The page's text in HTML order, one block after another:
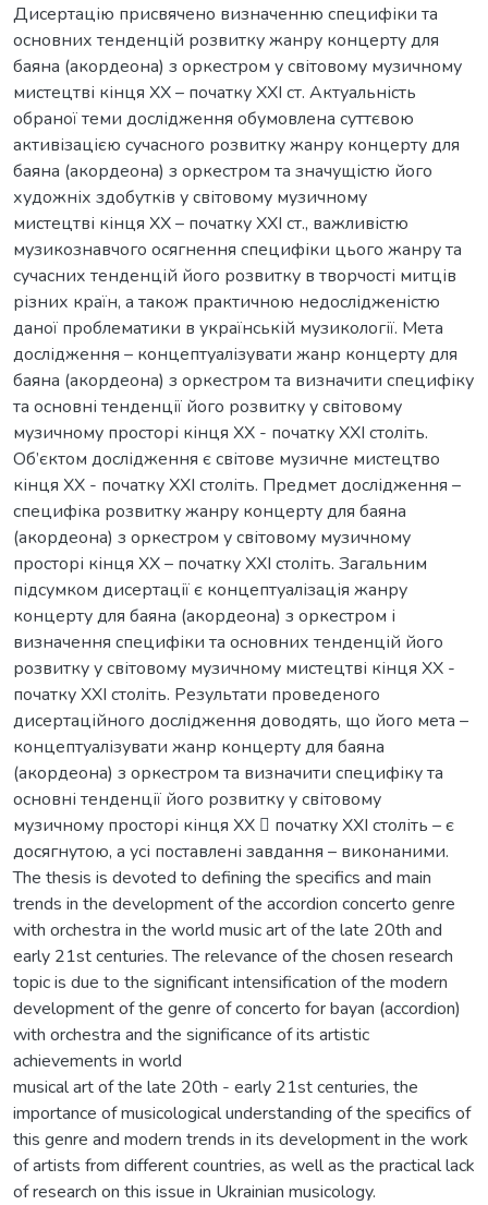
Дисертацію присвячено визначенню специфіки та
основних тенденцій розвитку жанру концерту для
баяна (акордеона) з оркестром у світовому музичному
мистецтві кінця ХХ – початку ХХІ ст. Актуальність
обраної теми дослідження обумовлена суттєвою
активізацією сучасного розвитку жанру концерту для
баяна (акордеона) з оркестром та значущістю його
художніх здобутків у світовому музичному
мистецтві кінця ХХ – початку ХХІ ст., важливістю
музикознавчого осягнення специфіки цього жанру та
сучасних тенденцій його розвитку в творчості митців
різних країн, а також практичною недослідженістю
даної проблематики в українській музикології. Мета
дослідження – концептуалізувати жанр концерту для
баяна (акордеона) з оркестром та визначити специфіку
та основні тенденції його розвитку у світовому
музичному просторі кінця ХХ - початку ХХІ століть.
Об’єктом дослідження є світове музичне мистецтво
кінця ХХ - початку ХХІ століть. Предмет дослідження –
специфіка розвитку жанру концерту для баяна
(акордеона) з оркестром у світовому музичному
просторі кінця ХХ – початку ХХІ століть. Загальним
підсумком дисертації є концептуалізація жанру
концерту для баяна (акордеона) з оркестром і
визначення специфіки та основних тенденцій його
розвитку у світовому музичному мистецтві кінця ХХ -
початку ХХІ століть. Результати проведеного
дисертаційного дослідження доводять, що його мета –
концептуалізувати жанр концерту для баяна
(акордеона) з оркестром та визначити специфіку та
основні тенденції його розвитку у світовому
музичному просторі кінця ХХ  початку ХХІ століть – є
досягнутою, а усі поставлені завдання – виконаними.
The thesis is devoted to defining the specifics and main
trends in the development of the accordion concerto genre
with orchestra in the world music art of the late 20th and
early 21st centuries. The relevance of the chosen research
topic is due to the significant intensification of the modern
development of the genre of concerto for bayan (accordion)
with orchestra and the significance of its artistic
achievements in world
musical art of the late 20th - early 21st centuries, the
importance of musicological understanding of the specifics of
this genre and modern trends in its development in the work
of artists from different countries, as well as the practical lack
of research on this issue in Ukrainian musicology.